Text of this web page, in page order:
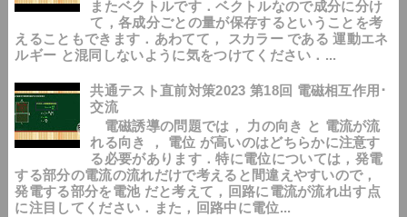
またベクトルです．ベクトルなので成分に分け
て，各成分ごとの量が保存するということを考
えることもできます．あわてて， スカラー である 運動エネ
ルギー と混同しないように気をつけてください．...
共通テスト直前対策2023 第18回 電磁相互作用･
交流
電磁誘導の問題では， 力の向き と 電流が流
れる向き ， 電位 が高いのはどちらかに注意す
る必要があります．特に電位については，発電
する部分の電流の流れだけで考えると間違えやすいので，
発電する部分を電池 だと考えて，回路に電流が流れ出す点
に注目してください．また，回路中に電位...